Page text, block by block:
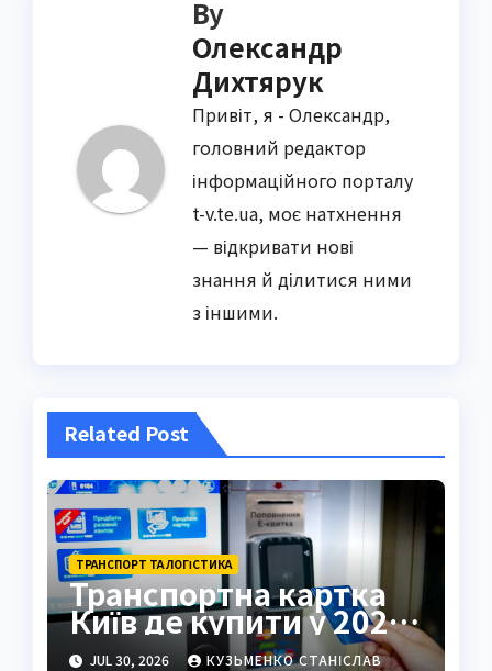
By
Олександр
Дихтярук
Привіт, я - Олександр,
головний редактор
інформаційного порталу
t-v.te.ua, моє натхнення
— відкривати нові
знання й ділитися ними
з іншими.
Related Post
ТРАНСПОРТ ТА ЛОГІСТИКА
Транспортна картка
Київ де купити у 2026
році
JUL 30, 2026 КУЗЬМЕНКО СТАНІСЛАВ